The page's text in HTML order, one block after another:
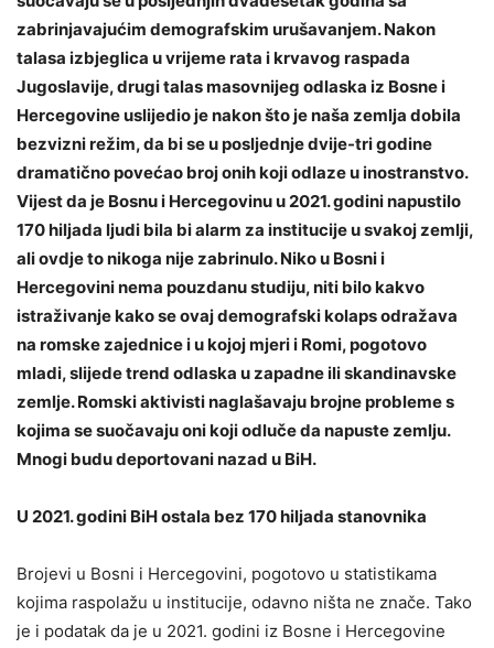
zabrinjavajućim demografskim urušavanjem. Nakon
talasa izbjeglica u vrijeme rata i krvavog raspada
Jugoslavije, drugi talas masovnijeg odlaska iz Bosne i
Hercegovine uslijedio je nakon što je naša zemlja dobila
bezvizni režim, da bi se u posljednje dvije-tri godine
dramatično povećao broj onih koji odlaze u inostranstvo.
Vijest da je Bosnu i Hercegovinu u 2021. godini napustilo
170 hiljada ljudi bila bi alarm za institucije u svakoj zemlji,
ali ovdje to nikoga nije zabrinulo. Niko u Bosni i
Hercegovini nema pouzdanu studiju, niti bilo kakvo
istraživanje kako se ovaj demografski kolaps odražava
na romske zajednice i u kojoj mjeri i Romi, pogotovo
mladi, slijede trend odlaska u zapadne ili skandinavske
zemlje. Romski aktivisti naglašavaju brojne probleme s
kojima se suočavaju oni koji odluče da napuste zemlju.
Mnogi budu deportovani nazad u BiH.
U 2021. godini BiH ostala bez 170 hiljada stanovnika
Brojevi u Bosni i Hercegovini, pogotovo u statistikama
kojima raspolažu u institucije, odavno ništa ne znače. Tako
je i podatak da je u 2021. godini iz Bosne i Hercegovine